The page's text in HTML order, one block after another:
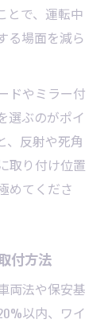
とで、運転中
る場面を減ら
ドやミラー付
選ぶのがポイ
、反射や死角
取り付け位置
めてくださ
付方法
両法や保安基
以内、ワイ